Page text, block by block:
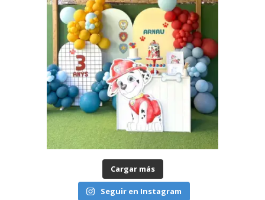
Cargar más
Seguir en Instagram